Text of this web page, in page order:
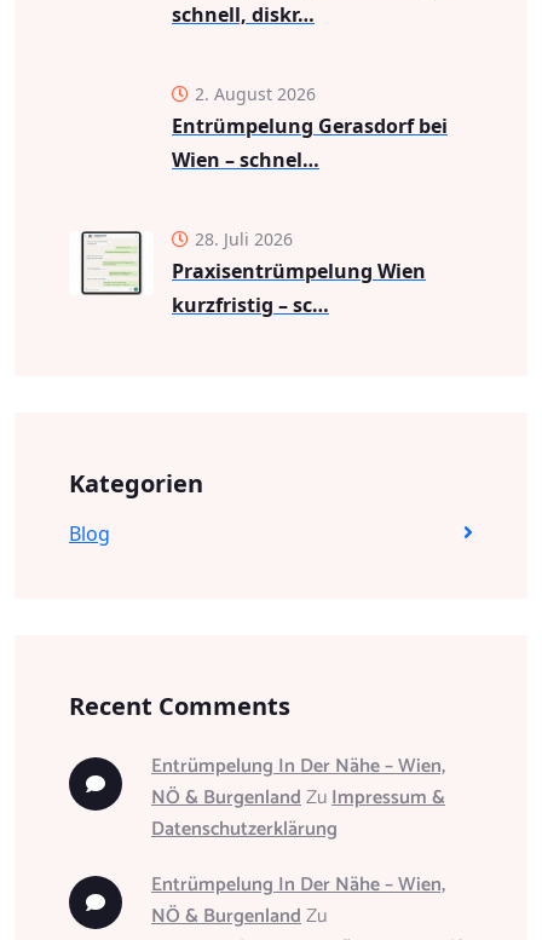
schnell, diskr…
Entrümpelung Gerasdorf bei
Wien – schnel…
2. August 2026
Praxisentrümpelung Wien
kurzfristig – sc…
28. Juli 2026
Kategorien
Blog
Recent Comments
Entrümpelung In Der Nähe – Wien,
NÖ & BurgenlandZuImpressum &
Datenschutzerklärung
Entrümpelung In Der Nähe – Wien,
NÖ & BurgenlandZu